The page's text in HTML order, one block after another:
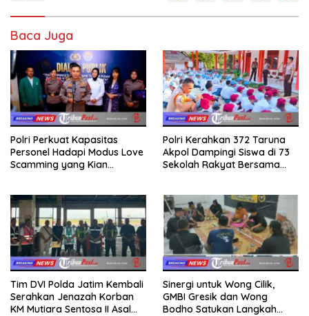
Baca Juga
Polri Perkuat Kapasitas
Personel Hadapi Modus Love
Scamming yang Kian
Polri Kerahkan 372 Taruna
Akpol Dampingi Siswa di 73
Sekolah Rakyat Bersama
Tim DVI Polda Jatim Kembali
Serahkan Jenazah Korban
KM Mutiara Sentosa II Asal
Sinergi untuk Wong Cilik,
GMBI Gresik dan Wong
Bodho Satukan Langkah